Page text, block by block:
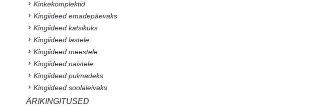
Kinkekomplektid
Kingiideed emadepäevaks
Kingiideed katsikuks
Kingiideed lastele
Kingiideed meestele
Kingiideed naistele
Kingiideed pulmadeks
Kingiideed soolaleivaks
ÄRIKINGITUSED